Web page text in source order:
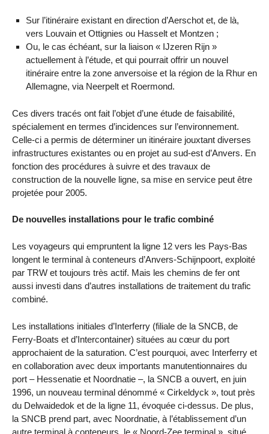
Sur l’itinéraire existant en direction d’Aerschot et, de là,
vers Louvain et Ottignies ou Hasselt et Montzen ;
Ou, le cas échéant, sur la liaison « IJzeren Rijn »
actuellement à l’étude, et qui pourrait offrir un nouvel
itinéraire entre la zone anversoise et la région de la Rhur en
Allemagne, via Neerpelt et Roermond.
Ces divers tracés ont fait l’objet d’une étude de faisabilité,
spécialement en termes d’incidences sur l’environnement.
Celle-ci a permis de déterminer un itinéraire jouxtant diverses
infrastructures existantes ou en projet au sud-est d’Anvers. En
fonction des procédures à suivre et des travaux de
construction de la nouvelle ligne, sa mise en service peut être
projetée pour 2005.
De nouvelles installations pour le trafic combiné
Les voyageurs qui empruntent la ligne 12 vers les Pays-Bas
longent le terminal à conteneurs d’Anvers-Schijnpoort, exploité
par TRW et toujours très actif. Mais les chemins de fer ont
aussi investi dans d’autres installations de traitement du trafic
combiné.
Les installations initiales d’Interferry (filiale de la SNCB, de
Ferry-Boats et d’Intercontainer) situées au cœur du port
approchaient de la saturation. C’est pourquoi, avec Interferry et
en collaboration avec deux importants manutentionnaires du
port – Hessenatie et Noordnatie –, la SNCB a ouvert, en juin
1996, un nouveau terminal dénommé « Cirkeldyck », tout près
du Delwaidedok et de la ligne 11, évoquée ci-dessus. De plus,
la SNCB prend part, avec Noordnatie, à l’établissement d’un
autre terminal à conteneurs, le « Noord-Zee terminal », situé